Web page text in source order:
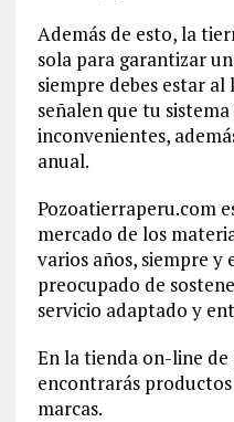
Además de esto, la
sola para garantizar
siempre debes estar al
señalen que tu
inconvenientes,
anual.
Pozoatierraperu.com
mercado de los
varios años, siempre y
preocupado de
servicio adaptado y
En la tienda on-line
encontrarás
marcas.